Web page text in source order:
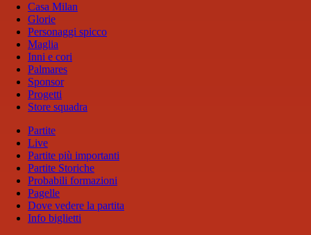
Casa Milan
Glorie
Personaggi spicco
Maglia
Inni e cori
Palmares
Sponsor
Progetti
Store squadra
Partite
Live
Partite più importanti
Partite Storiche
Probabili formazioni
Pagelle
Dove vedere la partita
Info biglietti